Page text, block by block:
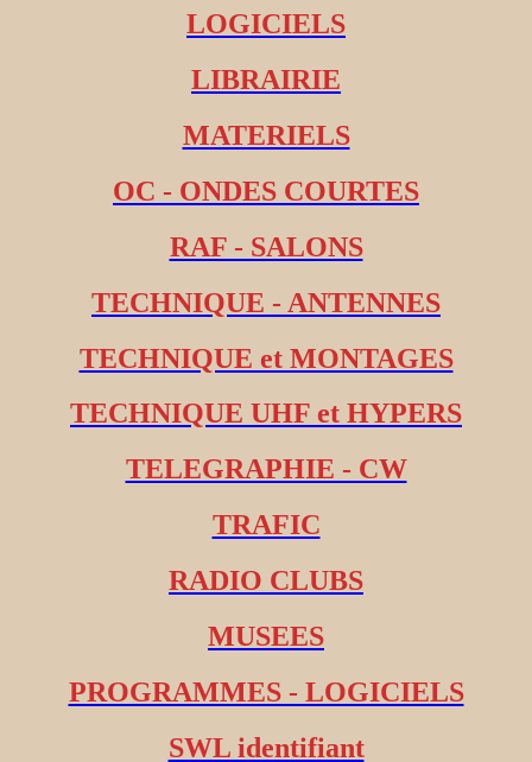
LOGICIELS
LIBRAIRIE
MATERIELS
OC - ONDES COURTES
RAF - SALONS
TECHNIQUE - ANTENNES
TECHNIQUE et MONTAGES
TECHNIQUE UHF et HYPERS
TELEGRAPHIE - CW
TRAFIC
RADIO CLUBS
MUSEES
PROGRAMMES - LOGICIELS
SWL identifiant